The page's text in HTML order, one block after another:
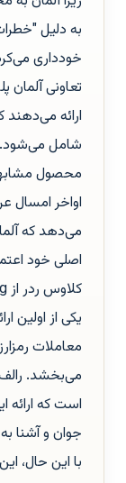
به دلیل
ارائه می‌دهند
اواخر
می‌دهد که
اصلی خود
یکی از اولین
معاملات
است که
جوان و آشنا
با این حال،